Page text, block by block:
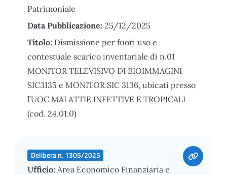
Patrimoniale
Data Pubblicazione: 25/12/2025
Titolo: Dismissione per fuori uso e
contestuale scarico inventariale di n.01
MONITOR TELEVISIVO DI BIOIMMAGINI
SIC3135 e MONITOR SIC 3136, ubicati presso
l’UOC MALATTIE INFETTIVE E TROPICALI
(cod. 24.01.0)
Delibera n. 1305/2025
Ufficio: Area Economico Finanziaria e